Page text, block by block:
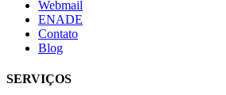
Webmail
ENADE
Contato
Blog
SERVIÇOS